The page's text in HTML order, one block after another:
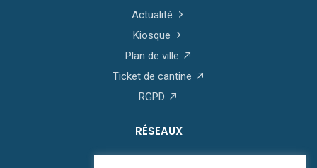
Actualité
Kiosque
Plan de ville
Ticket de cantine
RGPD
RÉSEAUX